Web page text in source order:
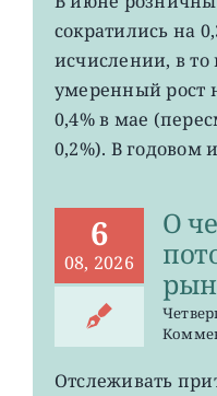
сократились на
исчислении, в
умеренный рост
0,4% в мае
0,2%). В годовом
6
08, 2026
О
Отслеживать